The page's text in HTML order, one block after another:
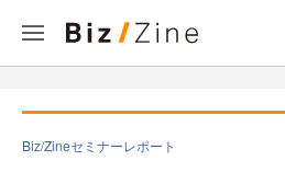
Biz/Zineセミナーレポート